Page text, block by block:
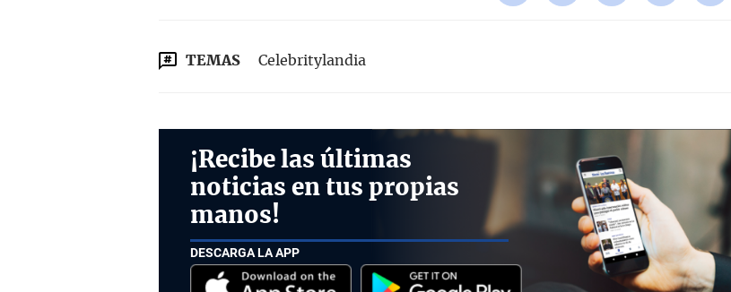
TEMAS Celebritylandia
¡Recibe las últimas
noticias en tus propias
manos!
DESCARGA LA APP